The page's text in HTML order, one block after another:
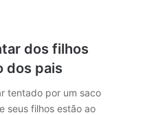
dos filhos
dos pais
tentado por um saco
seus filhos estão ao